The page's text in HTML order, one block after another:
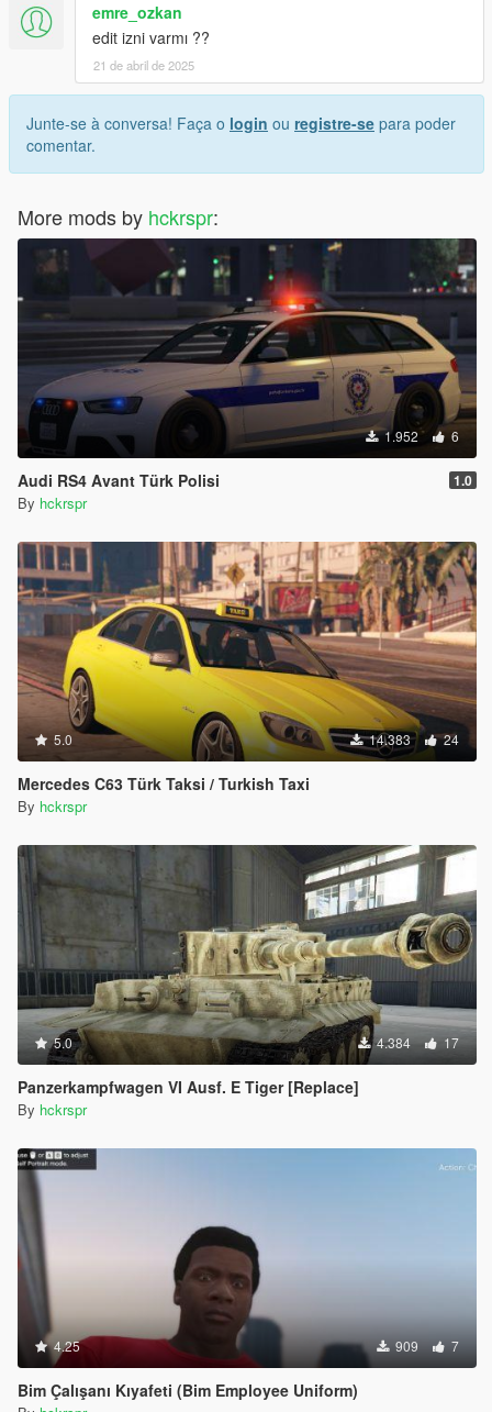
emre_ozkan
edit izni varmı ??
21 de abril de 2025
Junte-se à conversa! Faça o login ou registre-se para poder
comentar.
More mods by hckrspr:
1.952 6
Audi RS4 Avant Türk Polisi 1.0
By hckrspr
5.0 14.383 24
Mercedes C63 Türk Taksi / Turkish Taxi
By hckrspr
5.0 4.384 17
Panzerkampfwagen VI Ausf. E Tiger [Replace]
By hckrspr
4.25 909 7
Bim Çalışanı Kıyafeti (Bim Employee Uniform)